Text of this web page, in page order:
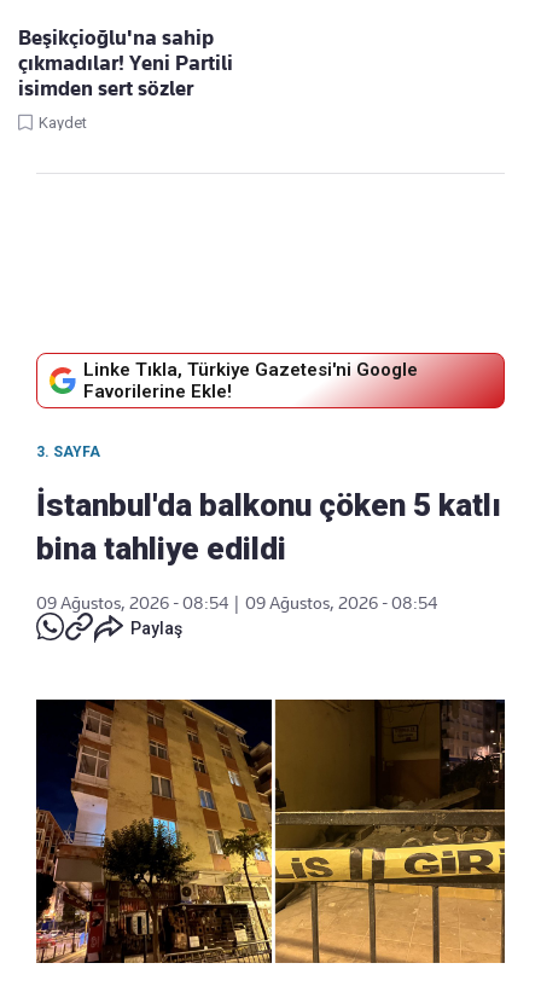
Beşikçioğlu'na sahip
çıkmadılar! Yeni Partili
isimden sert sözler
Kaydet
Linke Tıkla, Türkiye Gazetesi'ni Google
Favorilerine Ekle!
3. SAYFA
İstanbul'da balkonu çöken 5 katlı
bina tahliye edildi
09 Ağustos, 2026 - 08:54
09 Ağustos, 2026 - 08:54
Paylaş